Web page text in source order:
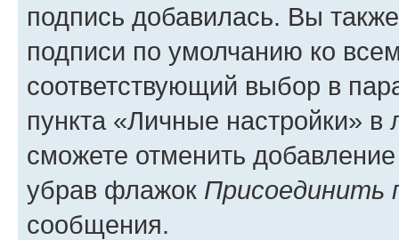
подпись добавилась. Вы
подписи по умолчанию ко
соответствующий выбор в
пункта «Личные настройки»
сможете отменить
убрав флажок Присоединить
сообщения.